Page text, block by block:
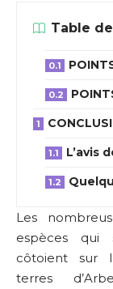
Table
L’avis
Les
espèces qui
côtoient sur
terres